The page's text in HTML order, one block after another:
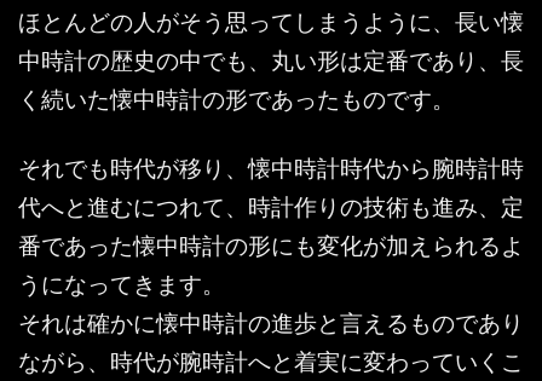
ほとんどの人がそう思ってしまうように、長い懐
中時計の歴史の中でも、丸い形は定番であり、長
く続いた懐中時計の形であったものです。
それでも時代が移り、懐中時計時代から腕時計時
代へと進むにつれて、時計作りの技術も進み、定
番であった懐中時計の形にも変化が加えられるよ
うになってきます。
それは確かに懐中時計の進歩と言えるものであり
ながら、時代が腕時計へと着実に変わっていくこ